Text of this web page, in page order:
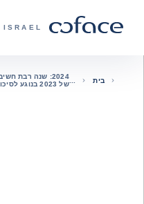
COFACE - אתר הקבוצה
ISRAEL
בחזרה לעמוד הבית
בית
2024: שנה רבת
של 2023 בנוגע לסיכונים לפי מדינות ומגזרים